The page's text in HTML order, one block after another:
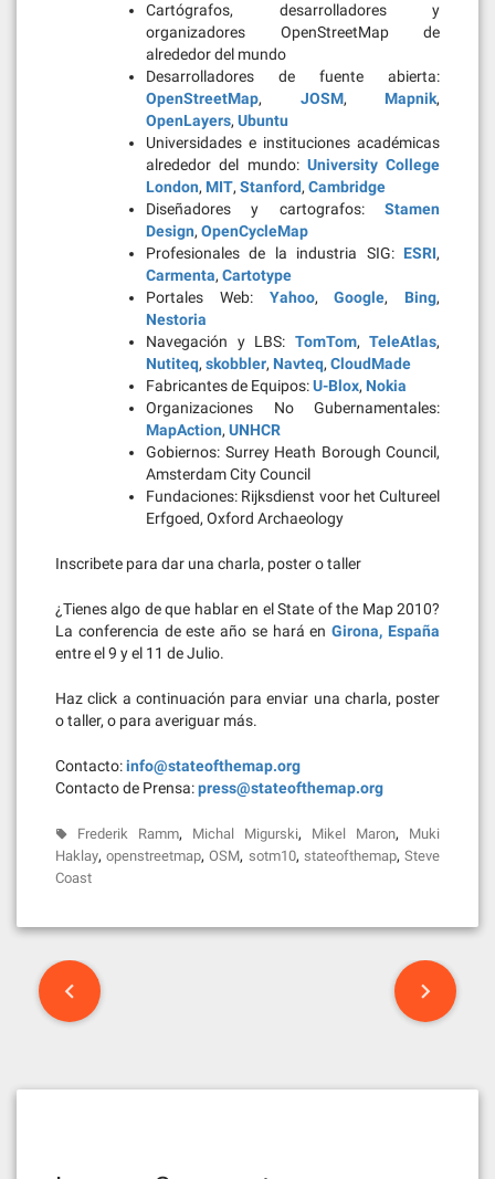
Cartógrafos, desarrolladores y
organizadores OpenStreetMap de
alrededor del mundo
Desarrolladores de fuente abierta:
OpenStreetMap, JOSM, Mapnik,
OpenLayers, Ubuntu
Universidades e instituciones académicas
alrededor del mundo: University College
London, MIT, Stanford, Cambridge
Diseñadores y cartografos: Stamen
Design, OpenCycleMap
Profesionales de la industria SIG: ESRI,
Carmenta, Cartotype
Portales Web: Yahoo,Google, Bing,
Nestoria
Navegación y LBS: TomTom, TeleAtlas,
Nutiteq, skobbler, Navteq, CloudMade
Fabricantes de Equipos:U-Blox, Nokia
Organizaciones No Gubernamentales:
MapAction, UNHCR
Gobiernos: Surrey Heath Borough Council,
Amsterdam City Council
Fundaciones: Rijksdienst voor het Cultureel
Erfgoed, Oxford Archaeology
Inscribete para dar una charla, poster o taller
¿Tienes algo de que hablar en el State of the Map 2010?
La conferencia de este año se hará enGirona, España
entre el 9 y el 11 de Julio.
Haz click a continuación para enviar una charla, poster
o taller, o para averiguar más.
Contacto:info@stateofthemap.org
Contacto de Prensa:press@stateofthemap.org
Frederik Ramm, Michal Migurski, Mikel Maron, Muki
Haklay,openstreetmap,OSM, sotm10, stateofthemap,Steve
Coast
Post
navigation